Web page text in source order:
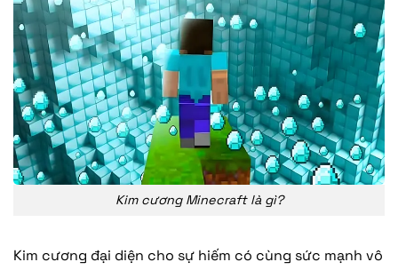
Kim cương Minecraft là gì?
Kim cương đại diện cho sự hiếm có cùng sức mạnh vô